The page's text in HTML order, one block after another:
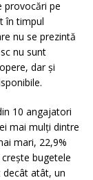
provocări pe
în timpul
nu se prezintă
nu sunt
dar și
10 angajatori
mai mulți dintre
mari, 22,9%
bugetele
decât atât, un